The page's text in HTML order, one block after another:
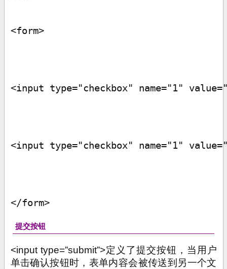
<form>
<input type="checkbox" name="1"
<input type="checkbox" name="1"
</form>
提交按钮
<input type=”submit”>定义了提交按钮，当用户
单击确认按钮时，表单内容会被传送到另一个文